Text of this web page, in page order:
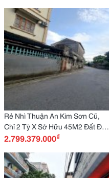
Rẻ Nhì Thuận An Kim Sơn Cũ,
Chỉ 2 Tỷ X Sở Hữu 45M2 Đất Đẹp
Lh
2.799.379.000₫